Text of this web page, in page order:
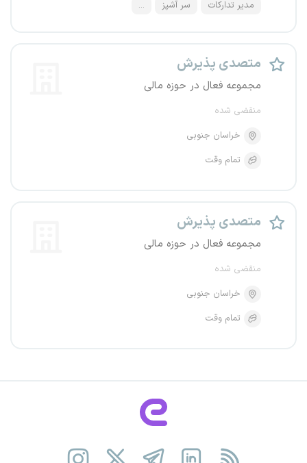
مدیر تدارکات سر آشپز ...
متصدی پذیرش
مجموعه فعال در حوزه مالی
منقضی شده
خراسان جنوبی
تمام وقت
متصدی پذیرش
مجموعه فعال در حوزه مالی
منقضی شده
خراسان جنوبی
تمام وقت